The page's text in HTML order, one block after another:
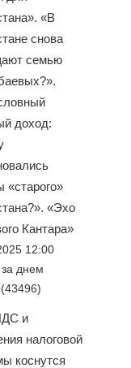
«В
снова
семью
доход:
«старого»
«Эхо
Кантара»
12:00
днем
и
налоговой
коснутся